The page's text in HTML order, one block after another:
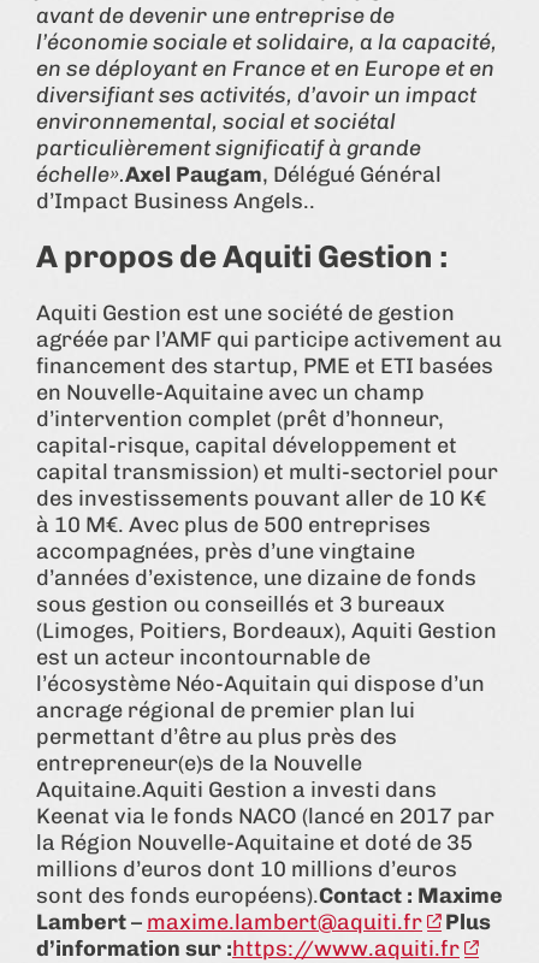
avant de devenir une entreprise de
l’économie sociale et solidaire, a la capacité,
en se déployant en France et en Europe et en
diversifiant ses activités, d’avoir un impact
environnemental, social et sociétal
particulièrement significatif à grande
échelle».Axel Paugam, Délégué Général
d’Impact Business Angels..
A propos de Aquiti Gestion :
Aquiti Gestion est une société de gestion
agréée par l’AMF qui participe activement au
financement des startup, PME et ETI basées
en Nouvelle-Aquitaine avec un champ
d’intervention complet (prêt d’honneur,
capital-risque, capital développement et
capital transmission) et multi-sectoriel pour
des investissements pouvant aller de 10 K€
à 10 M€. Avec plus de 500 entreprises
accompagnées, près d’une vingtaine
d’années d’existence, une dizaine de fonds
sous gestion ou conseillés et 3 bureaux
(Limoges, Poitiers, Bordeaux), Aquiti Gestion
est un acteur incontournable de
l’écosystème Néo-Aquitain qui dispose d’un
ancrage régional de premier plan lui
permettant d’être au plus près des
entrepreneur(e)s de la Nouvelle
Aquitaine.Aquiti Gestion a investi dans
Keenat via le fonds NACO (lancé en 2017 par
la Région Nouvelle-Aquitaine et doté de 35
millions d’euros dont 10 millions d’euros
sont des fonds européens).Contact : Maxime
Lambert– maxime.lambert@aquiti.fr
Plus
d’information sur :https://www.aquiti.fr